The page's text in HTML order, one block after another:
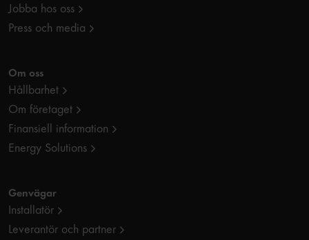
Jobba hos oss
Press och media
Om oss
Hållbarhet
Om företaget
Finansiell information
Energy Solutions
Genvägar
Installatör
Leverantör och partner